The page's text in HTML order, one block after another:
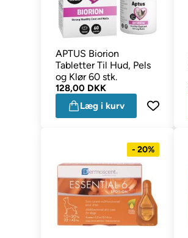
APTUS Biorion
Tabletter Til Hud, Pels
og Klør 60 stk.
128,00 DKK
Læg i kurv
- 20%